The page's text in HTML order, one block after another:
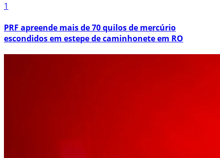
1
PRF apreende mais de 70 quilos de mercúrio
escondidos em estepe de caminhonete em RO